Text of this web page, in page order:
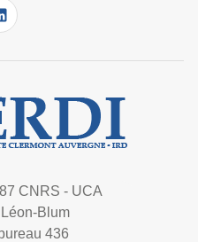
CNRS - UCA
Blum
436